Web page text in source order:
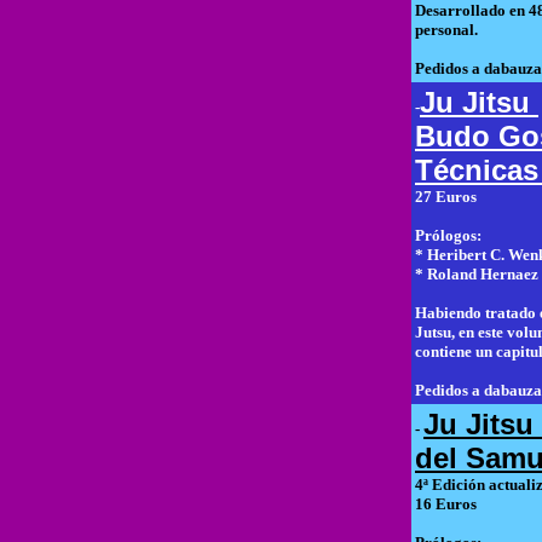
Desarrollado en
personal.
Pedidos a
-Ju Jitsu
Budo
27 Euros
Prólogos:
* Heribert C.
* Roland Hernaez
Habiendo tratado
Jutsu, en este
contiene un
Pedidos a
- Ju Jitsu
del
4ª Edición
16 Euros